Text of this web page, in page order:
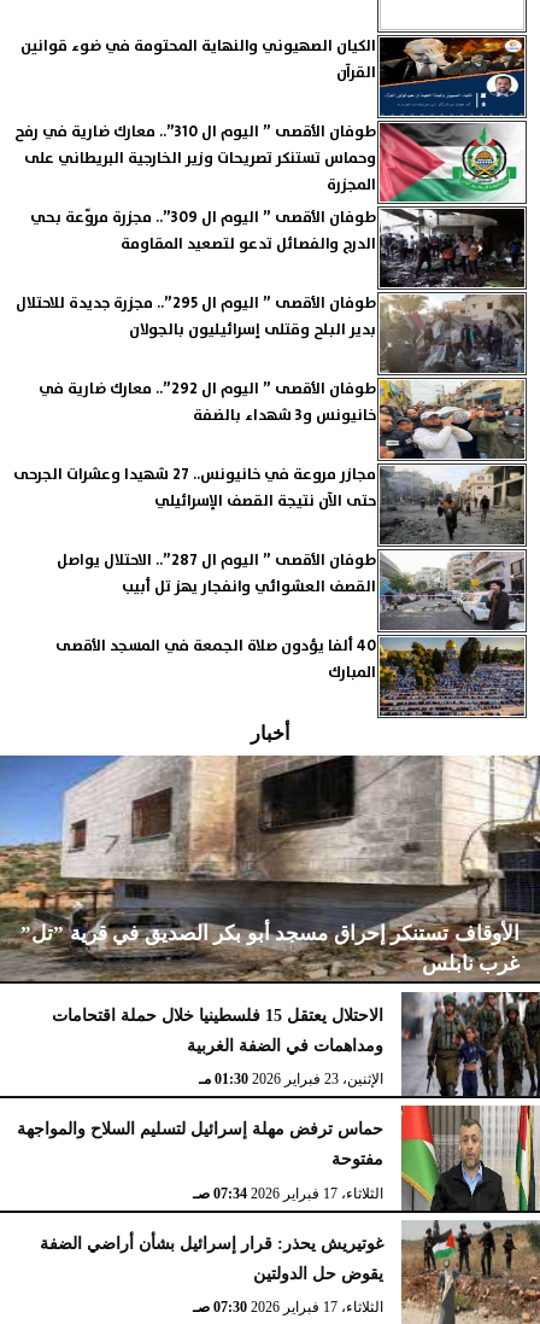
الكيان الصهيوني والنهاية المحتومة في ضوء قوانين
القرآن
طوفان الأقصى ” اليوم ال 310”.. معارك ضارية في رفح
وحماس تستنكر تصريحات وزير الخارجية البريطاني على
المجزرة
طوفان الأقصى ” اليوم ال 309”.. مجزرة مروّعة بحي
الدرج والفصائل تدعو لتصعيد المقاومة
طوفان الأقصى ” اليوم ال 295”.. مجزرة جديدة للاحتلال
بدير البلح وقتلى إسرائيليون بالجولان
طوفان الأقصى ” اليوم ال 292”.. معارك ضارية في
خانيونس و3 شهداء بالضفة
مجازر مروعة في خانيونس.. 27 شهيدا وعشرات الجرحى
حتى الآن نتيجة القصف الإسرائيلي
طوفان الأقصى ” اليوم ال 287”.. الاحتلال يواصل
القصف العشوائي وانفجار يهز تل أبيب
40 ألفا يؤدون صلاة الجمعة في المسجد الأقصى
المبارك
أخبار
الأوقاف تستنكر إحراق مسجد أبو بكر الصديق في قرية ”تل”
غرب نابلس
الإثنين، 23 فبراير 2026 02:15 مـ
الاحتلال يعتقل 15 فلسطينيا خلال حملة اقتحامات
ومداهمات في الضفة الغربية
الإثنين، 23 فبراير 2026 01:30 مـ
حماس ترفض مهلة إسرائيل لتسليم السلاح والمواجهة
مفتوحة
الثلاثاء، 17 فبراير 2026 07:34 صـ
غوتيريش يحذر: قرار إسرائيل بشأن أراضي الضفة
يقوض حل الدولتين
الثلاثاء، 17 فبراير 2026 07:30 صـ